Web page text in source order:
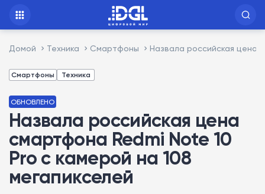
Домой Техника Смартфоны Назвала российская цена
Смартфоны Техника
ОБНОВЛЕНО
Назвала российская цена
смартфона Redmi Note 10
Pro с камерой на 108
мегапикселей